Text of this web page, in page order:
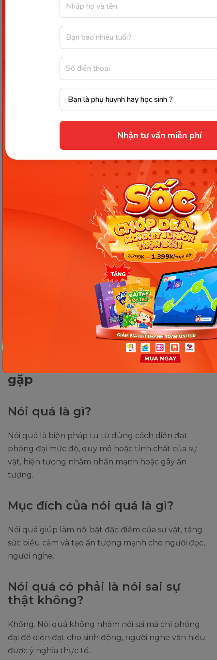
Nhận tư vấn miễn phí
"Bài hát đó nổi đến mứccả thế giới ai
cũng biết
Từ/cụm từ nào lànói quá
Biện pháp nói quá giúp câu văn trở nên như
Biện pháp nói quá làm tăng sức biểu cảm, cho
thấy mức độ nổi tiếng lớn đến phi thực tế, gây
ấn tượng mạnh cho người đọc/nghe.
Thực hành tiếng Việt biện pháp tu từ nói quá. (Ảnh: Sưu tầm
Internet)
FAQ - Một số câu hỏi thường
gặp
Nói quá là gì?
Nói quá là biện pháp tu từ dùng cách diễn đạt
phóng đại mức độ, quy mô hoặc tính chất của sự
vật, hiện tượng nhằm nhấn mạnh hoặc gây ấn
tượng.
Mục đích của nói quá là gì?
Nói quá giúp làm nổi bật đặc điểm của sự vật, tăng
sức biểu cảm và tạo ấn tượng mạnh cho người đọc,
người nghe.
Nói quá có phải là nói sai sự
thật không?
Không. Nói quá không nhằm nói sai mà chỉ phóng
đại để diễn đạt cho sinh động, người nghe vẫn hiểu
được ý nghĩa thực tế.